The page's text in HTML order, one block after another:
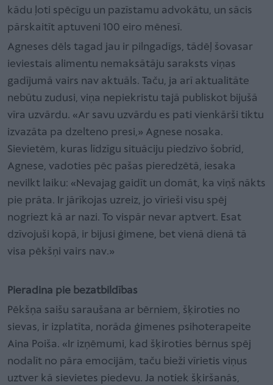
kādu ļoti spēcīgu un pazīstamu advokātu, un sācis
pārskaitīt aptuveni 100 eiro mēnesī.
Agneses dēls tagad jau ir pilngadīgs, tādēļ šovasar
ieviestais alimentu nemaksātāju saraksts viņas
gadījumā vairs nav aktuāls. Taču, ja arī aktualitāte
nebūtu zudusi, viņa nepiekristu tajā publiskot bijušā
vīra uzvārdu. «Ar savu uzvārdu es pati vienkārši tiktu
izvazāta pa dzelteno presi,» Agnese nosaka.
Sievietēm, kuras līdzīgu situāciju piedzīvo šobrīd,
Agnese, vadoties pēc pašas pieredzētā, iesaka
nevilkt laiku: «Nevajag gaidīt un domāt, ka viņš nākts
pie prāta. Ir jārīkojas uzreiz, jo vīrieši visu spēj
nogriezt kā ar nazi. To vispār nevar aptvert. Esat
dzīvojuši kopā, ir bijusi ģimene, bet vienā dienā tā
visa pēkšņi vairs nav.»
Pieradina pie bezatbildības
Pēkšņa saišu saraušana ar bērniem, šķiroties no
sievas, ir izplatīta, norāda ģimenes psihoterapeite
Aina Poiša. «Ir izņēmumi, kad šķiroties bērnus spēj
nodalīt no pāra emocijām, taču bieži vīrietis viņus
uztver kā sievietes piedevu. Ja notiek šķiršanās,